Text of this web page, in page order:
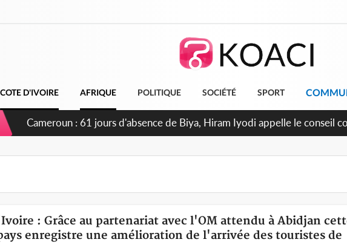
COTE D'IVOIRE AFRIQUE POLITIQUE SOCIÉTÉ SPORT
Côte d'Ivoire : Fin de la pagaille au PDCI-RDA, Lessiehi bannit les
: Grâce au partenariat avec l'OM attendu à Abidjan
enregistre une amélioration de l'arrivée des touristes de